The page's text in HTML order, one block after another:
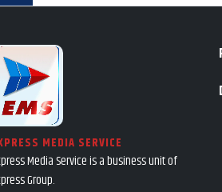
MEDIA SERVICE
Media Service is a business unit of
Group.